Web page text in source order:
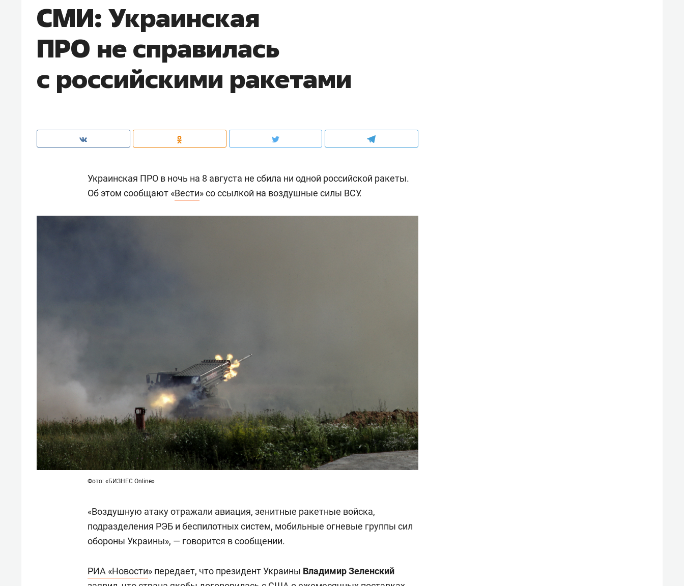
СМИ: Украинская
ПРО не справилась
с российскими ракетами
Украинская ПРО в ночь на 8 августа не сбила ни одной российской ракеты.
Об этом сообщают «Вести» со ссылкой на воздушные силы ВСУ.
Фото: «БИЗНЕС Online»
«Воздушную атаку отражали авиация, зенитные ракетные войска,
подразделения РЭБ и беспилотных систем, мобильные огневые группы сил
обороны Украины», — говорится в сообщении.
РИА «Новости» передает, что президент Украины Владимир Зеленский